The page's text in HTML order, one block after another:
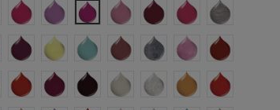
Vivid Shock Violet
Villa Of Roses
Vibrant VioletTickle Me Pink
Temptation Island
Sweet Kiss
Silver
Mode
Purple DrankPhiphi Island Fluo Glitter
One Hundred
Mr BrownMoon & StarMiss Piggy Pink
Milena
Princess
Kiss My Lips
JuggerJoker Ivory Ice CristalIce Cream Melon
I'm Crazy